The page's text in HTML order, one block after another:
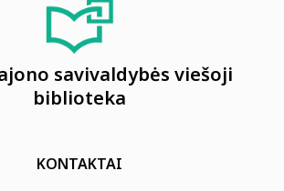
savivaldybės viešoji
biblioteka
KONTAKTAI